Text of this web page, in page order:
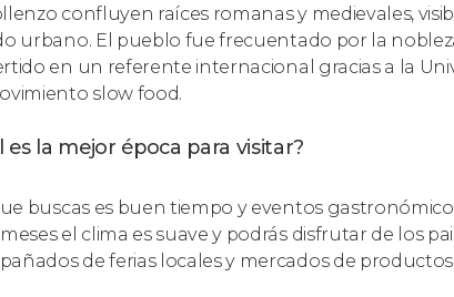
confluyen raíces romanas y medievales,
urbano. El pueblo fue frecuentado por la
en un referente internacional gracias a la
slow food.
es la mejor época para visitar?
buscas es buen tiempo y eventos
el clima es suave y podrás disfrutar de los
de ferias locales y mercados de